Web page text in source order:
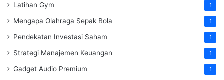
Latihan Gym 1
Mengapa Olahraga Sepak Bola 1
Pendekatan Investasi Saham 1
Strategi Manajemen Keuangan 1
Gadget Audio Premium 1